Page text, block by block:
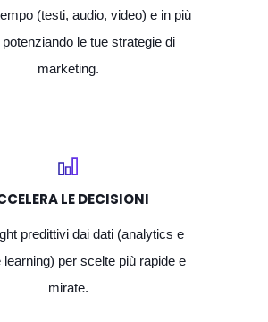
(testi, audio, video) e in più
potenziando le tue strategie di
marketing.
LE DECISIONI
predittivi dai dati (analytics e
learning) per scelte più rapide e
mirate.